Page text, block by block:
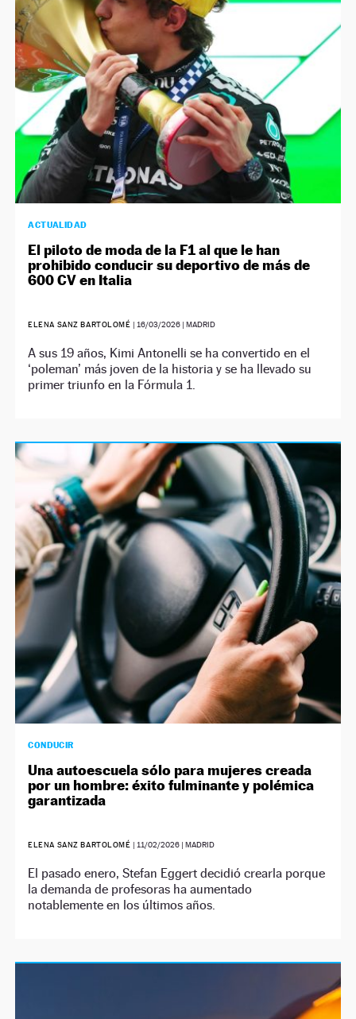
NEWSLETTER
SÍGUENOS
ACTUALIDAD
El piloto de moda de la F1 al que le han
prohibido conducir su deportivo de más de
600 CV en Italia
ELENA SANZ BARTOLOMÉ | 16/03/2026| MADRID
A sus 19 años, Kimi Antonelli se ha convertido en el
‘poleman’ más joven de la historia y se ha llevado su
primer triunfo en la Fórmula 1.
CONDUCIR
Una autoescuela sólo para mujeres creada
por un hombre: éxito fulminante y polémica
garantizada
ELENA SANZ BARTOLOMÉ | 11/02/2026| MADRID
El pasado enero, Stefan Eggert decidió crearla porque
la demanda de profesoras ha aumentado
notablemente en los últimos años.